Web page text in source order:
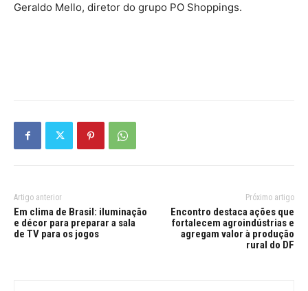
Geraldo Mello, diretor do grupo PO Shoppings.
Artigo anterior
Em clima de Brasil: iluminação
e décor para preparar a sala
de TV para os jogos
Próximo artigo
Encontro destaca ações que
fortalecem agroindústrias e
agregam valor à produção
rural do DF